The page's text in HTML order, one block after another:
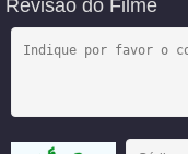
Revisão do Filme